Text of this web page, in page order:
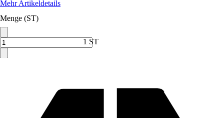
Mehr Artikeldetails
Menge (ST)
1 ST